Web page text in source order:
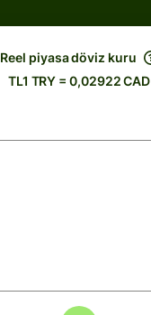
Reel piyasa döviz kuru
TL1 TRY = 0,02922 CAD